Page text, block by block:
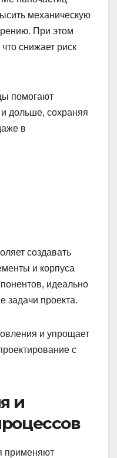
механическую
При этом
снижает риск
помогают
дольше, сохраняя
в
создавать
и корпуса
идеально
задачи проекта.
и упрощает
с
и
применяют